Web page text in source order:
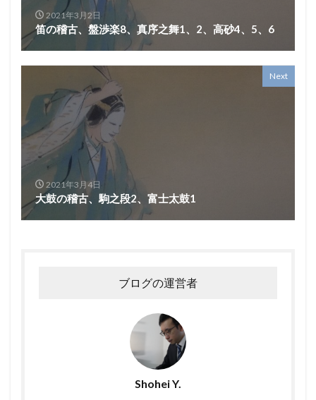
2021年3月2日
笛の稽古、盤渉楽8、真序之舞1、2、高砂4、5、6
Next
2021年3月4日
大鼓の稽古、駒之段2、富士太鼓1
ブログの運営者
Shohei Y.